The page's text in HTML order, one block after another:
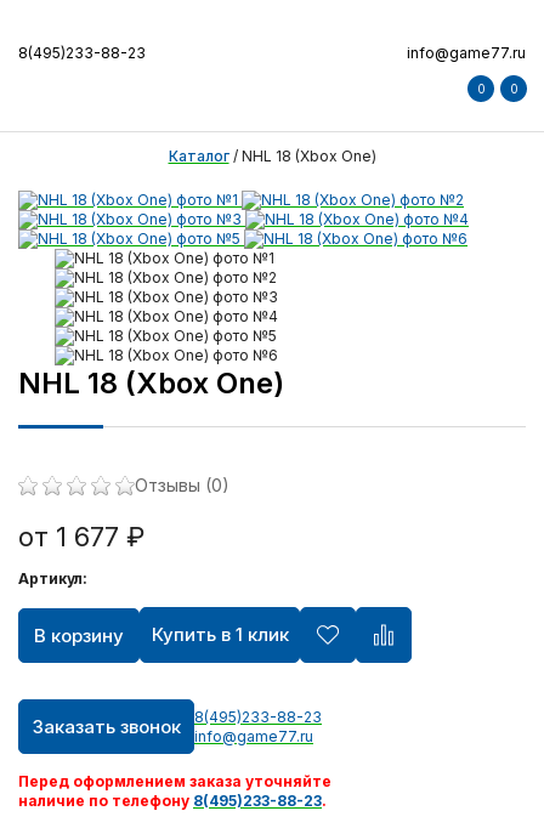
8(495)233-88-23 info@game77.ru
0 0
Каталог/ NHL 18 (Xbox One)
NHL 18 (Xbox One)
Отзывы (0)
от 1 677 ₽
Артикул:
В корзину Купить в 1 клик
Заказать звонок
8(495)233-88-23
info@game77.ru
Перед оформлением заказа уточняйте
наличие по телефону 8(495)233-88-23.